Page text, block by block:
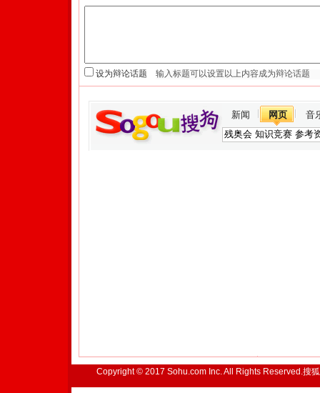
设为辩论话题
新闻 网页 音
Copyright © 2017 Sohu.com Inc. All Rights Reserved.搜